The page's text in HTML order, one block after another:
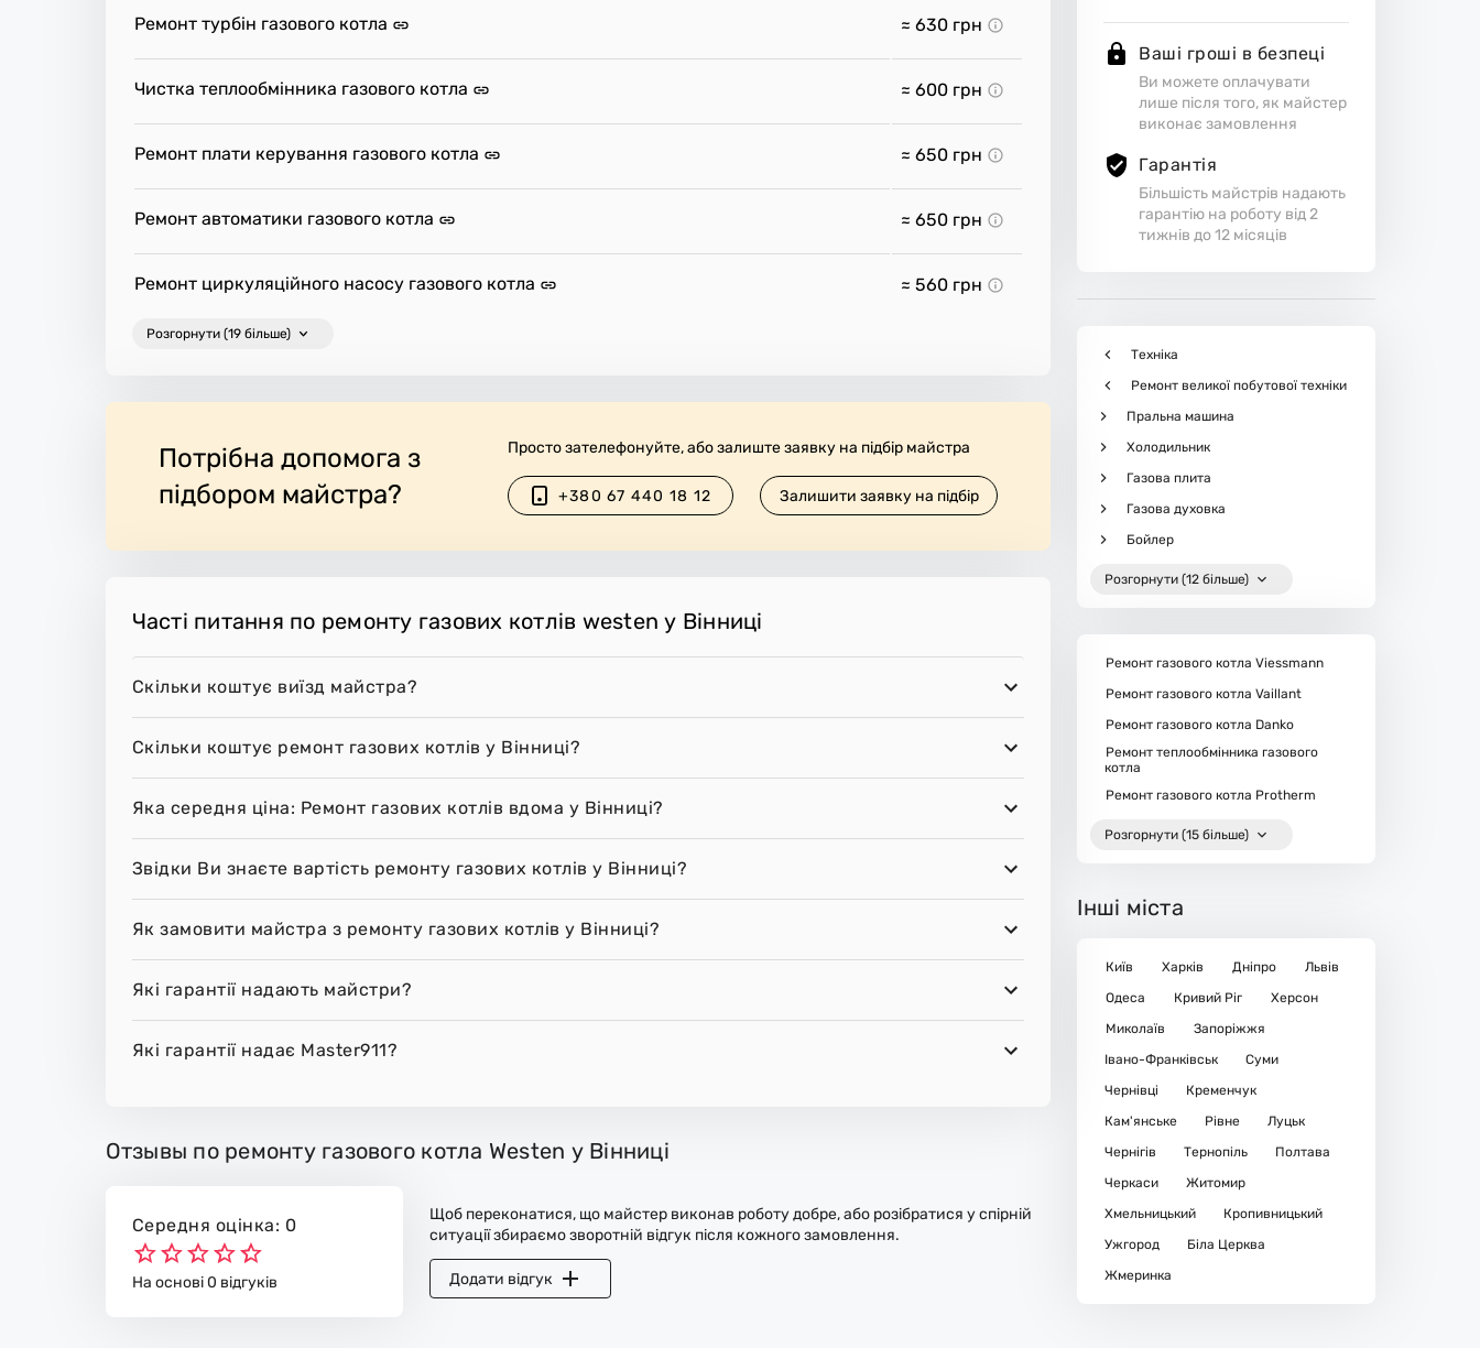
Ваші гроші в безпеці
Ви можете оплачувати
лише після того, як майстер
виконає замовлення
Гарантія
Більшість майстрів надають
гарантію на роботу від 2
тижнів до 12 місяців
Техніка
Ремонт великої побутової техніки
Пральна машина
Холодильник
Газова плита
Газова духовка
Бойлер
Розгорнути (12 більше)
Ремонт газового котла Viessmann
Ремонт газового котла Vaillant
Ремонт газового котла Danko
Ремонт теплообмінника газового
котла
Ремонт газового котла Protherm
Розгорнути (15 більше)
Інші міста
Київ Харків Дніпро
Львів
Одеса
Кривий Ріг
Херсон
Миколаїв
Запоріжжя
Івано-Франківськ
Суми
Чернівці
Кременчук
Кам'янське
Рівне
Луцьк
Чернігів
Тернопіль
Полтава
Черкаси
Житомир
Хмельницький
Кропивницький
Ужгород
Біла Церква
Жмеринка
Ремонт турбін газового котла ≈ 630 грн
Чистка теплообмінника газового котла ≈ 600 грн
Ремонт плати керування газового котла ≈ 650 грн
Ремонт автоматики газового котла ≈ 650 грн
Ремонт циркуляційного насосу газового котла ≈ 560 грн
Розгорнути (19 більше)
Потрібна допомога з
підбором майстра?
Просто зателефонуйте, або залиште заявку на підбір майстра
+380 67 440 18 12 Залишити заявку на підбір
Часті питання по ремонту газових котлів westen у Вінниці
Скільки коштує виїзд майстра?
Скільки коштує ремонт газових котлів у Вінниці?
Яка середня ціна: Ремонт газових котлів вдома у Вінниці?
Звідки Ви знаєте вартість ремонту газових котлів у Вінниці?
Як замовити майстра з ремонту газових котлів у Вінниці?
Які гарантії надають майстри?
Які гарантії надає Master911?
Отзывы по ремонту газового котла Westen у Вінниці
Середня оцінка: 0
На основі 0 відгуків
Щоб переконатися, що майстер виконав роботу добре, або розібратися у спірній
ситуації збираємо зворотній відгук після кожного замовлення.
Додати відгук